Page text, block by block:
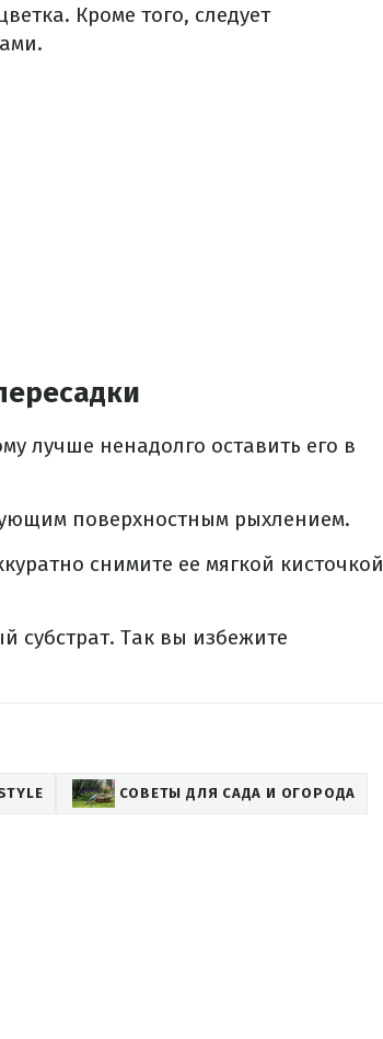
Кроме того, следует
лучше ненадолго оставить его в
поверхностным рыхлением.
снимите ее мягкой кисточкой
субстрат. Так вы избежите
СОВЕТЫ ДЛЯ САДА И ОГОРОДА